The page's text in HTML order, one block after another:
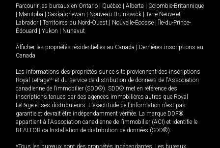
Parcourir les bureaux en Ontario | Québec | Alberta | Colombie-Britannique
| Manitoba | Saskatchewan | Nouveau-Brunswick | Terre-Neuve-et-
Labrador | Territoires du Nord-Ouest | Nouvelle-Écosse | Île-du-Prince-
Édouard | Yukon | Nunavut
Afficher les propriétés résidentielles au Canada | Dernières inscriptions au
Canada
Les informations des propriétés sur ce site proviennent des inscriptions
Royal LePageMD et du service de distribution de données de l'Association
canadienne de l’immobilier (SDD®). SDD® met en référence des
inscriptions tenues par des agences immobilières autres que Royal
LePage et ses distributeurs. L'exactitude de l'information n'est pas
garantie et devrait être indépendamment vérifiée. La marque DDF®
appartient à l'Association canadienne de l’immobilier (ACI) et identifie le
REALTOR.ca Installation de distribution de données (SDD®).
*Tous les bureaux sont des propriétés indépendantes. Les bureaux